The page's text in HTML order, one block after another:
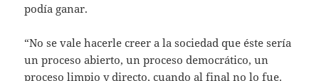
podía ganar.
“No se vale hacerle creer a la sociedad que éste sería
un proceso abierto, un proceso democrático, un
proceso limpio y directo, cuando al final no lo fue.